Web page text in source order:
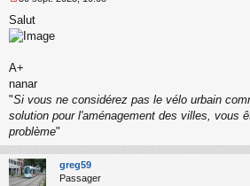
e
s
g
e
n
o
n
u
Salut
A+
nanar
"Si vous ne considérez pas le vélo urbain
solution pour l'aménagement des villes, vous
problème"
greg59
Passager